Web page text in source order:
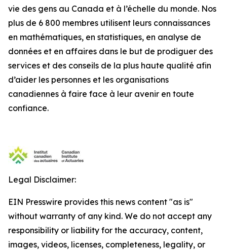
vie des gens au Canada et à l’échelle du monde. Nos
plus de 6 800 membres utilisent leurs connaissances
en mathématiques, en statistiques, en analyse de
données et en affaires dans le but de prodiguer des
services et des conseils de la plus haute qualité afin
d’aider les personnes et les organisations
canadiennes à faire face à leur avenir en toute
confiance.
Legal Disclaimer:
EIN Presswire provides this news content "as is"
without warranty of any kind. We do not accept any
responsibility or liability for the accuracy, content,
images, videos, licenses, completeness, legality, or